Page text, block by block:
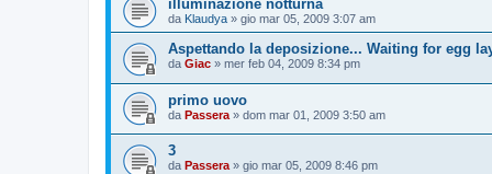
illuminazione notturna
da Klaudya » gio mar 05, 2009 3:07 am
Aspettando la deposizione... Waiting for egg
da Giac » mer feb 04, 2009 8:34 pm
primo uovo
da Passera » dom mar 01, 2009 3:50 am
3
da Passera » gio mar 05, 2009 8:46 pm